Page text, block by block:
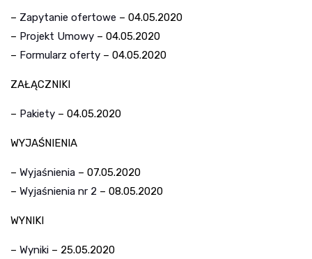
– Zapytanie ofertowe – 04.05.2020
– Projekt Umowy – 04.05.2020
– Formularz oferty – 04.05.2020
ZAŁĄCZNIKI
– Pakiety – 04.05.2020
WYJAŚNIENIA
– Wyjaśnienia – 07.05.2020
– Wyjaśnienia nr 2 – 08.05.2020
WYNIKI
– Wyniki – 25.05.2020